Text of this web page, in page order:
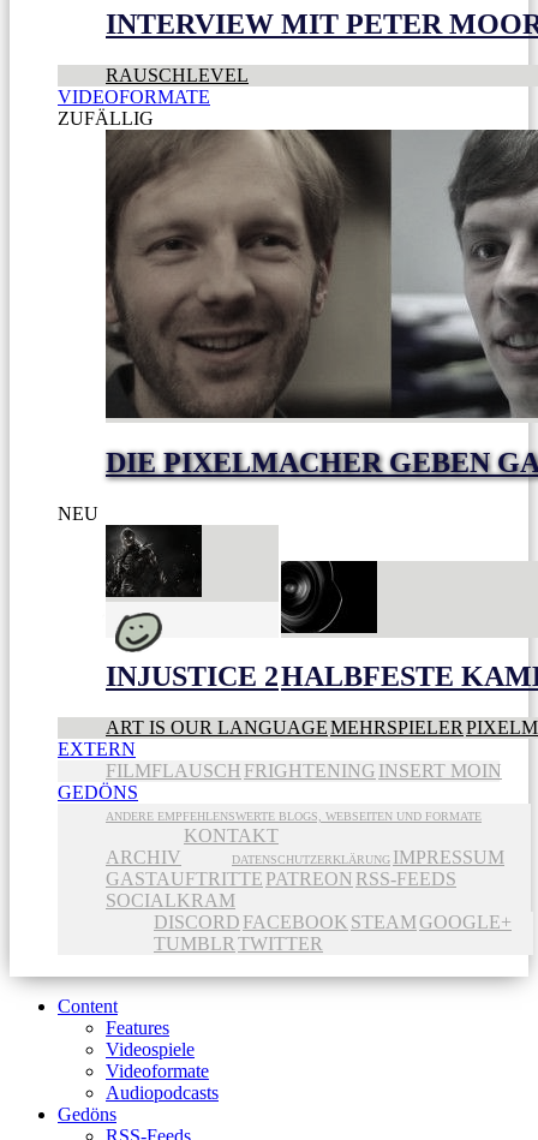
INTERVIEW MIT PETER
RAUSCHLEVEL
VIDEOFORMATE
ZUFÄLLIG
DIE PIXELMACHER GEBEN
NEU
INJUSTICE 2HALBFESTE
ART IS OUR LANGUAGEMEHRSPIELER
EXTERN
FILMFLAUSCH FRIGHTENING INSERT MOIN
GEDÖNS
ANDERE EMPFEHLENSWERTE BLOGS, WEBSEITEN UND FORMATE
ARCHIV
KONTAKT
DATENSCHUTZERKLÄRUNG IMPRESSUM
GASTAUFTRITTE PATREON RSS-FEEDS
SOCIALKRAM
DISCORD FACEBOOK STEAMGOOGLE+
TUMBLR TWITTER
Content
Features
Videospiele
Videoformate
Audiopodcasts
Gedöns